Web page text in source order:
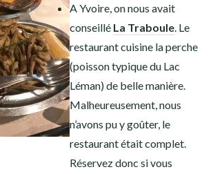
A Yvoire, on nous avait
conseillé La Traboule . Le
restaurant cuisine la perche
(poisson typique du Lac
Léman) de belle manière.
Malheureusement, nous
n’avons pu y goûter, le
restaurant était complet.
Réservez donc si vous